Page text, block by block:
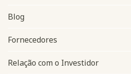
Navegação do rodapé
Blog
Fornecedores
Relação com o Investidor